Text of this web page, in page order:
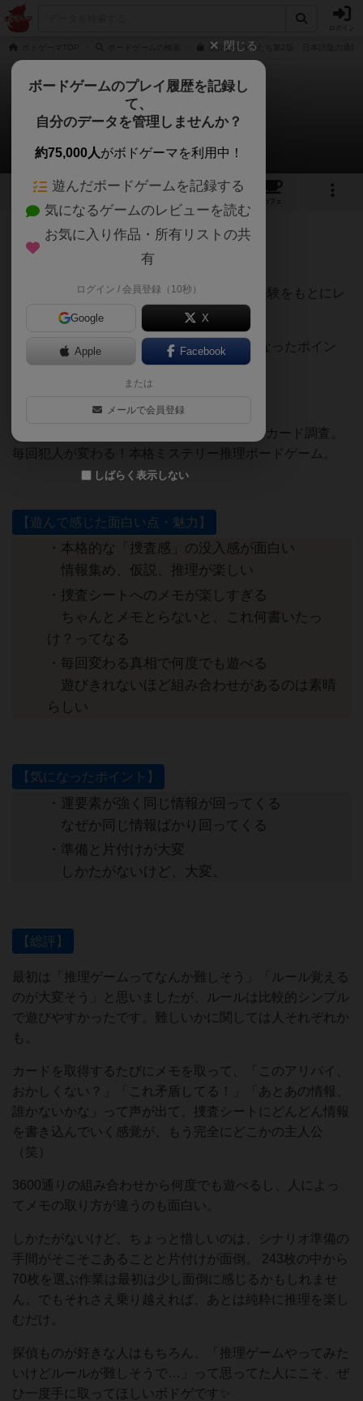
厄介なゲストたち第2版 日本語版の通販/
厄介なゲストたち
てうさんのレビュー
7 15
カフェ
272名 2名 0 3ヶ月前
500種類以上のボードゲームを遊んできた経験をもとにレ
ビューしています。
【遊んで感じた面白い点・魅力】と【気になったポイン
ト】をまとめました。
『厄介なゲストたち』は、ミステリー推理×カード調査。
毎回犯人が変わる！本格ミステリー推理ボードゲーム。
【遊んで感じた面白い点・魅力】
・本格的な「捜査感」の没入感が面白い
情報集め、仮説、推理が楽しい
・捜査シートへのメモが楽しすぎる
ちゃんとメモとらないと、これ何書いたっ
け？ってなる
・毎回変わる真相で何度でも遊べる
遊びきれないほど組み合わせがあるのは素晴
らしい
【気になったポイント】
・運要素が強く同じ情報が回ってくる
なぜか同じ情報ばかり回ってくる
・準備と片付けが大変
しかたがないけど、大変。
【総評】
最初は「推理ゲームってなんか難しそう」「ルール覚える
のが大変そう」と思いましたが、ルールは比較的シンプル
で遊びやすかったです。難しいかに関しては人それぞれか
も。
カードを取得するたびにメモを取って、「このアリバイ、
おかしくない？」「これ矛盾してる！」「あとあの情報、
誰かないかな」って声が出て、捜査シートにどんどん情報
を書き込んでいく感覚が、もう完全にどこかの主人公
（笑）
3600通りの組み合わせから何度でも遊べるし、人によっ
てメモの取り方が違うのも面白い。
しかたがないけど、ちょっと惜しいのは、シナリオ準備の
手間がそこそこあることと片付けが面倒。 243枚の中から
70枚を選ぶ作業は最初は少し面倒に感じるかもしれませ
ん。でもそれさえ乗り越えれば、あとは純粋に推理を楽し
むだけ。
探偵ものが好きな人はもちろん、「推理ゲームやってみた
いけどルールが難しそうで…」って思ってた人にこそ、ぜ
ひ一度手に取ってほしいボドゲです✨
閉じる
ボードゲームのプレイ履歴を記録し
て、
自分のデータを管理しませんか？
約75,000人がボドゲーマを利用中！
遊んだボードゲームを記録する
気になるゲームのレビューを読む
お気に入り作品・所有リストの共
有
ログイン / 会員登録（10秒）
Google X
Apple Facebook
または
メールで会員登録
しばらく表示しない